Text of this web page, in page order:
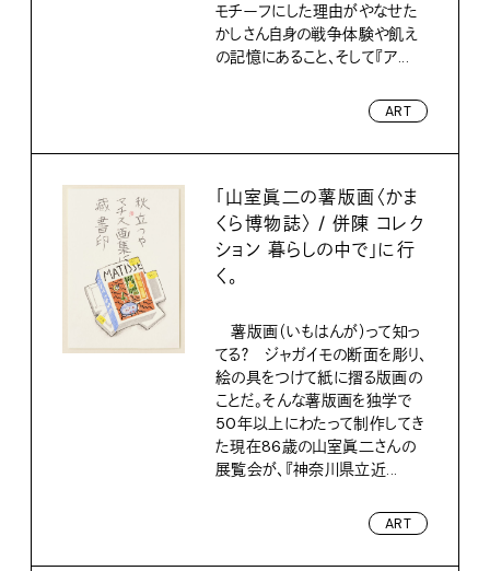
モチーフにした理由がやなせた
かしさん自身の戦争体験や飢え
の記憶にあること、そして『ア...
ART
「山室眞二の薯版画〈かま
くら博物誌〉 / 併陳 コレク
ション 暮らしの中で」に行
く。
薯版画（いもはんが）って知っ
てる？ ジャガイモの断面を彫り、
絵の具をつけて紙に摺る版画の
ことだ。そんな薯版画を独学で
50年以上にわたって制作してき
た現在86歳の山室眞二さんの
展覧会が、『神奈川県立近...
ART